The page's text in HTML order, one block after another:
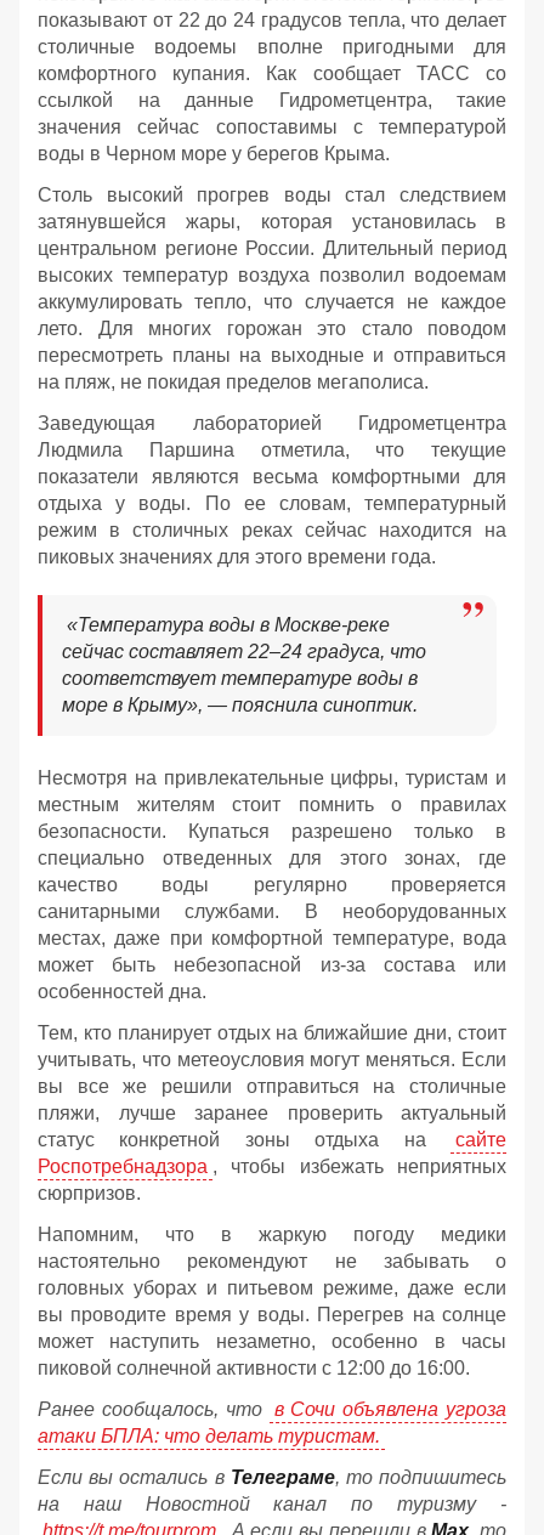
показывают от 22 до 24 градусов тепла, что делает
столичные водоемы вполне пригодными для
комфортного купания. Как сообщает ТАСС со
ссылкой на данные Гидрометцентра, такие
значения сейчас сопоставимы с температурой
воды в Черном море у берегов Крыма.
Столь высокий прогрев воды стал следствием
затянувшейся жары, которая установилась в
центральном регионе России. Длительный период
высоких температур воздуха позволил водоемам
аккумулировать тепло, что случается не каждое
лето. Для многих горожан это стало поводом
пересмотреть планы на выходные и отправиться
на пляж, не покидая пределов мегаполиса.
Заведующая лабораторией Гидрометцентра
Людмила Паршина отметила, что текущие
показатели являются весьма комфортными для
отдыха у воды. По ее словам, температурный
режим в столичных реках сейчас находится на
пиковых значениях для этого времени года.
«Температура воды в Москве-реке
сейчас составляет 22–24 градуса, что
соответствует температуре воды в
море в Крыму», — пояснила синоптик.
Несмотря на привлекательные цифры, туристам и
местным жителям стоит помнить о правилах
безопасности. Купаться разрешено только в
специально отведенных для этого зонах, где
качество воды регулярно проверяется
санитарными службами. В необорудованных
местах, даже при комфортной температуре, вода
может быть небезопасной из-за состава или
особенностей дна.
Тем, кто планирует отдых на ближайшие дни, стоит
учитывать, что метеоусловия могут меняться. Если
вы все же решили отправиться на столичные
пляжи, лучше заранее проверить актуальный
статус конкретной зоны отдыха на
сайте
Роспотребнадзора , чтобы избежать неприятных
сюрпризов.
Напомним, что в жаркую погоду медики
настоятельно рекомендуют не забывать о
головных уборах и питьевом режиме, даже если
вы проводите время у воды. Перегрев на солнце
может наступить незаметно, особенно в часы
пиковой солнечной активности с 12:00 до 16:00.
Ранее сообщалось, что в Сочи объявлена угроза
атаки БПЛА: что делать туристам.
Если вы остались в Телеграме, то подпишитесь
на наш Новостной канал по туризму -
https://t.me/tourprom
. А если вы перешли вМах, то